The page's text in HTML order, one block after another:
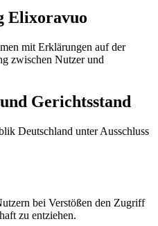
Elixoravuo
mit Erklärungen auf der
zwischen Nutzer und
Gerichtsstand
Deutschland unter Ausschluss
bei Verstößen den Zugriff
zu entziehen.